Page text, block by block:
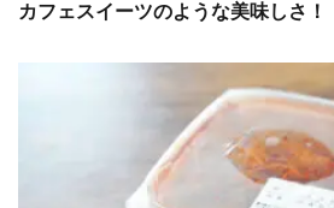
カフェスイーツのような美味しさ！